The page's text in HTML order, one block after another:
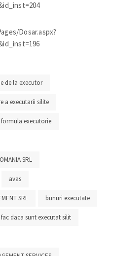
Dosar.aspx?
de la executor
a executarii silite
formula executorie
SRL
avas
SRL bunuri executate
fac daca sunt executat silit